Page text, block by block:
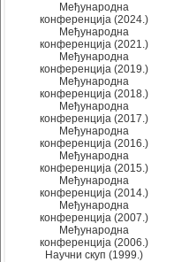
Међународна
конференција (2024.)
Међународна
конференција (2021.)
Међународна
конференција (2019.)
Међународна
конференција (2018.)
Међународна
конференција (2017.)
Међународна
конференција (2016.)
Међународна
конференција (2015.)
Међународна
конференција (2014.)
Међународна
конференција (2007.)
Међународна
конференција (2006.)
Научни скуп (1999.)